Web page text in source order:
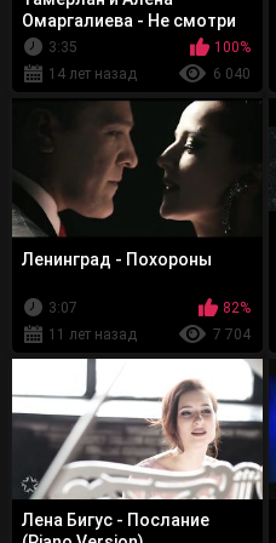
Омаргалиева - Не смотри
назад
3:35
100%
14 лет назад
6 040
Ленинград - Похороны
3:07
82%
11 лет назад
7 704
Лена Бигус - Послание